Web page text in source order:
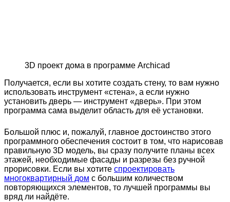
3D проект дома в программе Archicad
Получается, если вы хотите создать стену, то вам нужно
использовать инструмент «стена», а если нужно
установить дверь — инструмент «дверь». При этом
программа сама выделит область для её установки.
Большой плюс и, пожалуй, главное достоинство этого
программного обеспечения состоит в том, что нарисовав
правильную 3D модель, вы сразу получите планы всех
этажей, необходимые фасады и разрезы без ручной
прорисовки. Если вы хотите спроектировать
многоквартирный дом с большим количеством
повторяющихся элементов, то лучшей программы вы
вряд ли найдёте.